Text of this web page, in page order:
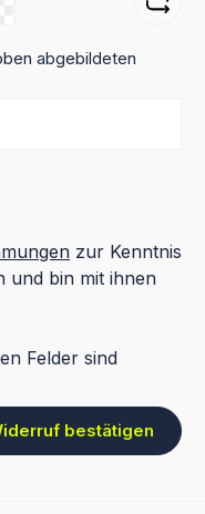
abgebildeten
zur Kenntnis
und bin mit ihnen
Felder sind
bestätigen